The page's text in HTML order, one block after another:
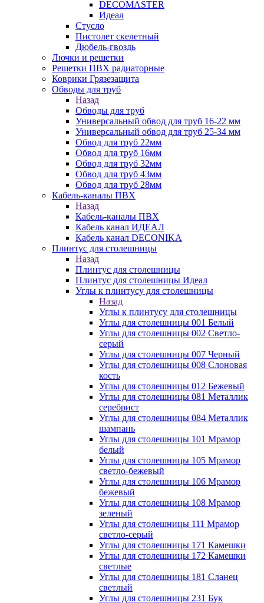
DECOMASTER
Идеал
Стусло
Пистолет скелетный
Дюбель-гвоздь
Лючки и решетки
Решетки ПВХ радиаторные
Коврики Грязезащита
Обводы для труб
Назад
Обводы для труб
Универсальный обвод для труб 16-22 мм
Универсальный обвод для труб 25-34 мм
Обвод для труб 22мм
Обвод для труб 16мм
Обвод для труб 32мм
Обвод для труб 43мм
Обвод для труб 28мм
Кабель-каналы ПВХ
Назад
Кабель-каналы ПВХ
Кабель канал ИДЕАЛ
Кабель канал DECONIKA
Плинтус для столешницы
Назад
Плинтус для столешницы
Плинтус для столешницы Идеал
Углы к плинтусу для столешницы
Назад
Углы к плинтусу для столешницы
Углы для столешницы 001 Белый
Углы для столешницы 002 Светло-
серый
Углы для столешницы 007 Черный
Углы для столешницы 008 Слоновая
кость
Углы для столешницы 012 Бежевый
Углы для столешницы 081 Металлик
серебрист
Углы для столешницы 084 Металлик
шампань
Углы для столешницы 101 Мрамор
белый
Углы для столешницы 105 Мрамор
светло-бежевый
Углы для столешницы 106 Мрамор
бежевый
Углы для столешницы 108 Мрамор
зеленый
Углы для столешницы 111 Мрамор
светло-серый
Углы для столешницы 171 Камешки
Углы для столешницы 172 Камешки
светлые
Углы для столешницы 181 Сланец
светлый
Углы для столешницы 231 Бук